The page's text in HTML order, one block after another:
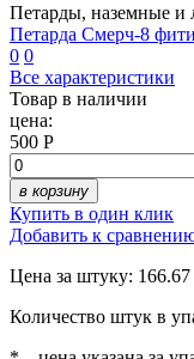
Петарды, наземные и
Петарда Смерч-8
0 0
Все характеристики
Товар в наличии
цена:
500 Р
в корзину
Купить в один клик
Добавить к
Цена за штуку: 166.67
Количество штук в